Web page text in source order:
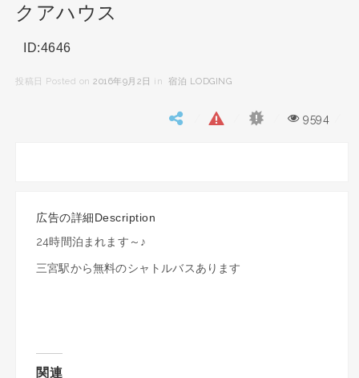
クアハウス
ID:4646
投稿日 Posted on 2016年9月2日 in 宿泊 LODGING
9594
広告の詳細Description
24時間泊まれます～♪
三宮駅から無料のシャトルバスあります
関連